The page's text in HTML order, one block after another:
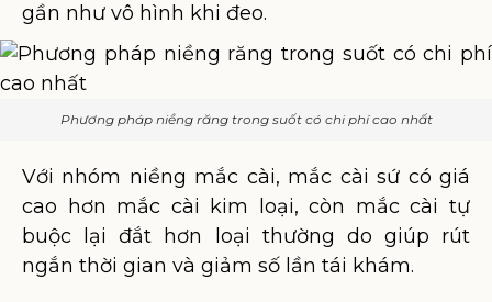
gần như vô hình khi đeo.
Phương pháp niềng răng trong suốt có chi phí cao nhất
Với nhóm niềng mắc cài, mắc cài sứ có giá
cao hơn mắc cài kim loại, còn mắc cài tự
buộc lại đắt hơn loại thường do giúp rút
ngắn thời gian và giảm số lần tái khám.